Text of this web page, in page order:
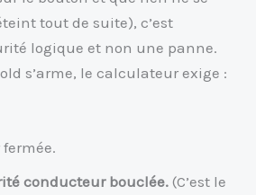
tout de suite), c’est
logique et non une panne.
s’arme, le calculateur exige :
conducteur bouclée. (C’est le